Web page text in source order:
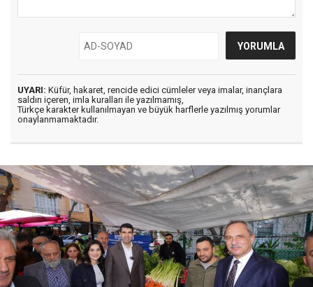
UYARI: Küfür, hakaret, rencide edici cümleler veya imalar, inançlara
saldırı içeren, imla kuralları ile yazılmamış,
Türkçe karakter kullanılmayan ve büyük harflerle yazılmış yorumlar
onaylanmamaktadır.